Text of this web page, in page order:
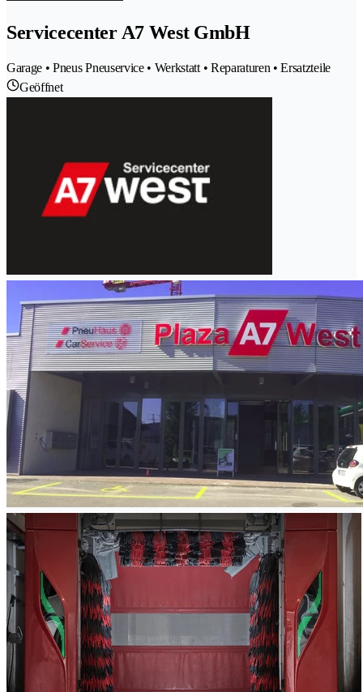
Servicecenter A7 West GmbH
Garage • Pneus Pneuservice • Werkstatt • Reparaturen • Ersatzteile
Geöffnet